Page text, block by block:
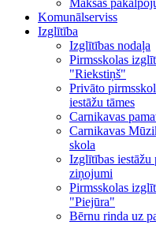
Maksas
Komunālserviss
Izglītība
Izglītības nodaļa
Pirmsskolas
"Riekstiņš"
Privāto
iestāžu tāmes
Carnikavas
Carnikavas
skola
Izglītības iestāžu
ziņojumi
Pirmsskolas
"Piejūra"
Bērnu rinda uz